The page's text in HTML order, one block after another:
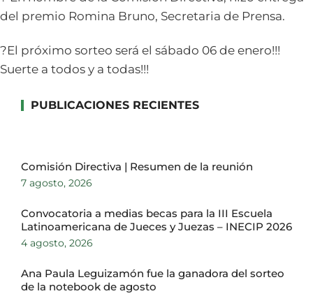
del premio Romina Bruno, Secretaria de Prensa.
?El próximo sorteo será el sábado 06 de enero!!!
Suerte a todos y a todas!!!
PUBLICACIONES RECIENTES
Comisión Directiva | Resumen de la reunión
7 agosto, 2026
Convocatoria a medias becas para la III Escuela
Latinoamericana de Jueces y Juezas – INECIP 2026
4 agosto, 2026
Ana Paula Leguizamón fue la ganadora del sorteo
de la notebook de agosto